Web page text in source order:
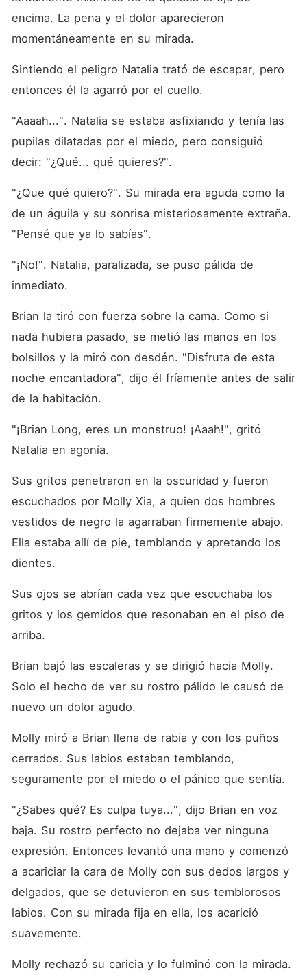
encima. La pena y el dolor aparecieron
momentáneamente en su mirada.
Sintiendo el peligro Natalia trató de escapar, pero
entonces él la agarró por el cuello.
"Aaaah...". Natalia se estaba asfixiando y tenía las
pupilas dilatadas por el miedo, pero consiguió
decir: "¿Qué... qué quieres?".
"¿Que qué quiero?". Su mirada era aguda como la
de un águila y su sonrisa misteriosamente extraña.
"Pensé que ya lo sabías".
"¡No!". Natalia, paralizada, se puso pálida de
inmediato.
Brian la tiró con fuerza sobre la cama. Como si
nada hubiera pasado, se metió las manos en los
bolsillos y la miró con desdén. "Disfruta de esta
noche encantadora", dijo él fríamente antes de salir
de la habitación.
"¡Brian Long, eres un monstruo! ¡Aaah!", gritó
Natalia en agonía.
Sus gritos penetraron en la oscuridad y fueron
escuchados por Molly Xia, a quien dos hombres
vestidos de negro la agarraban firmemente abajo.
Ella estaba allí de pie, temblando y apretando los
dientes.
Sus ojos se abrían cada vez que escuchaba los
gritos y los gemidos que resonaban en el piso de
arriba.
Brian bajó las escaleras y se dirigió hacia Molly.
Solo el hecho de ver su rostro pálido le causó de
nuevo un dolor agudo.
Molly miró a Brian llena de rabia y con los puños
cerrados. Sus labios estaban temblando,
seguramente por el miedo o el pánico que sentía.
"¿Sabes qué? Es culpa tuya...", dijo Brian en voz
baja. Su rostro perfecto no dejaba ver ninguna
expresión. Entonces levantó una mano y comenzó
a acariciar la cara de Molly con sus dedos largos y
delgados, que se detuvieron en sus temblorosos
labios. Con su mirada fija en ella, los acarició
suavemente.
Molly rechazó su caricia y lo fulminó con la mirada.